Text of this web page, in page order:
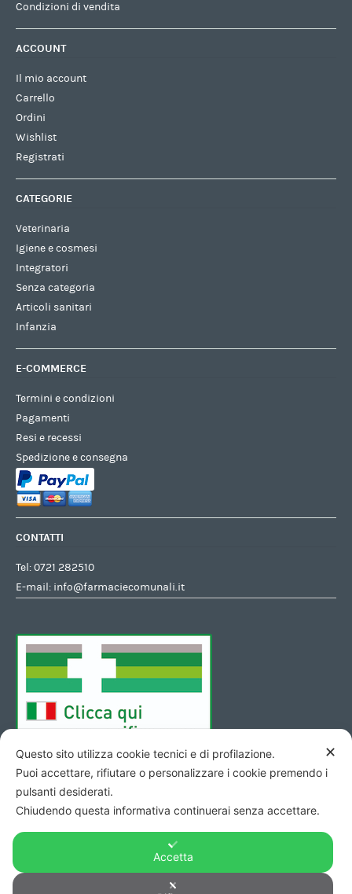
Condizioni di vendita
ACCOUNT
Il mio account
Carrello
Ordini
Wishlist
Registrati
CATEGORIE
Veterinaria
Igiene e cosmesi
Integratori
Senza categoria
Articoli sanitari
Infanzia
E-COMMERCE
Termini e condizioni
Pagamenti
Resi e recessi
Spedizione e consegna
CONTATTI
Tel:0721 282510
E-mail: info@farmaciecomunali.it
✕
Questo sito utilizza cookie tecnici e di profilazione.
Puoi accettare, rifiutare o personalizzare i cookie premendo i
pulsanti desiderati.
Chiudendo questa informativa continuerai senza accettare.
Accetta